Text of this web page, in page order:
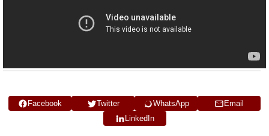
Facebook Twitter WhatsApp
Email
LinkedIn